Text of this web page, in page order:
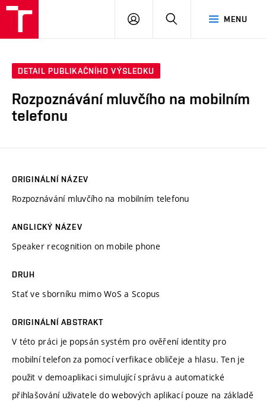
MENU
PŘIHLÁSIT
DETAIL PUBLIKAČNÍHO VÝSLEDKU
Rozpoznávání mluvčího na mobilním
telefonu
ORIGINÁLNÍ NÁZEV
Rozpoznávání mluvčího na mobilním telefonu
ANGLICKÝ NÁZEV
Speaker recognition on mobile phone
DRUH
Stať ve sborníku mimo WoS a Scopus
ORIGINÁLNÍ ABSTRAKT
V této práci je popsán systém pro ověření identity pro
mobilní telefon za pomocí verfikace obličeje a hlasu. Ten je
použit v demoaplikaci simulující správu a automatické
přihlašování uživatele do webových aplikací pouze na základě